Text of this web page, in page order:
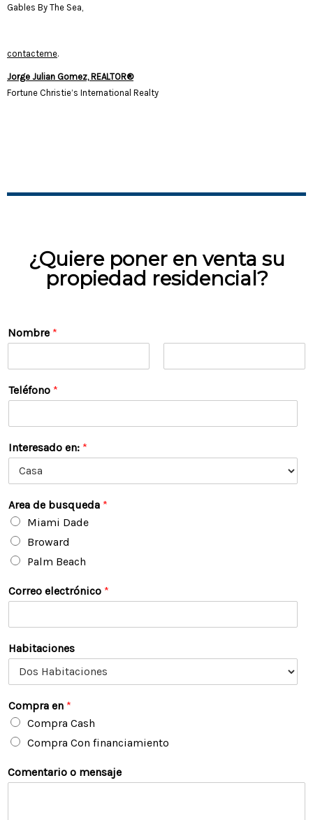
Gables By The Sea,
contacteme.
Jorge Julian Gomez, REALTOR®
Fortune Christie’s International Realty
¿Quiere poner en venta su
propiedad residencial?
Nombre *
o
m
e
i
Teléfono *
Interesado en: *
Area de busqueda *
Miami Dade
Broward
Palm Beach
Correo electrónico *
Habitaciones
Compra en *
Compra Cash
Compra Con financiamiento
Comentario o mensaje